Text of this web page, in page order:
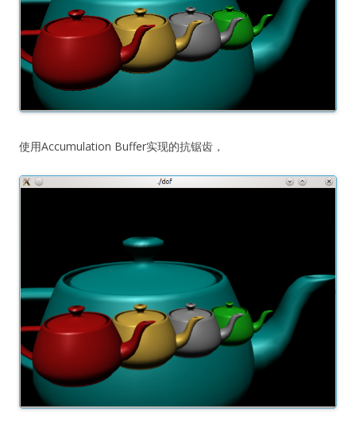
使用Accumulation Buffer实现的抗锯齿，